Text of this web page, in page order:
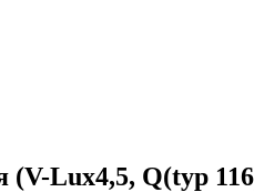
(V-Lux4,5, Q(typ